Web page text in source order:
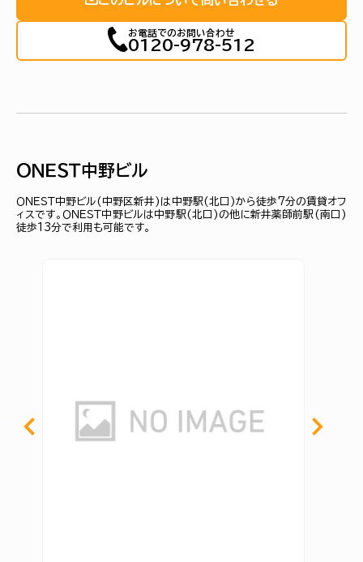
お電話でのお問い合わせ
0120-978-512
ＯＮＥＳＴ中野ビル
ＯＮＥＳＴ中野ビル(中野区新井)は中野駅(北口)から徒歩7分の賃貸オフ
ィスです。ＯＮＥＳＴ中野ビルは中野駅(北口)の他に新井薬師前駅(南口)
徒歩13分で利用も可能です。